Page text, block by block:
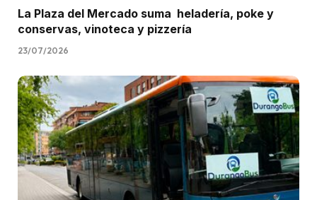
La Plaza del Mercado suma heladería, poke y
conservas, vinoteca y pizzería
23/07/2026